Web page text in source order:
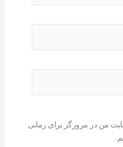
من در مرورگر برای زمانی